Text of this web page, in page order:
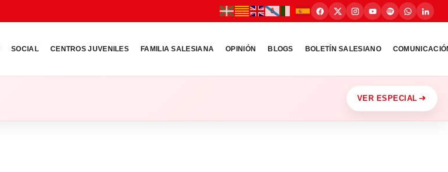
SOCIAL CENTROS JUVENILES FAMILIA SALESIANA OPINIÓN BLOGS BOLETÍN SALESIANO
VER ESPECIAL